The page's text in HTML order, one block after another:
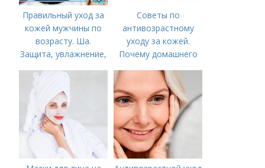
Правильный уход за
кожей мужчины по
возрасту. Ша.
Защита, увлажнение,
Советы по
антивозрастному
уходу за кожей.
Почему домашнего